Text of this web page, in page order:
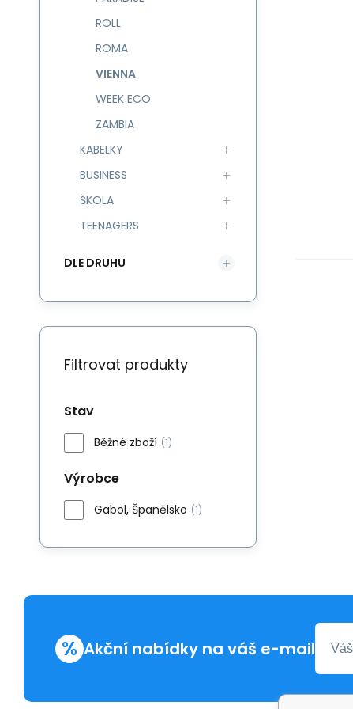
ROLL
ROMA
VIENNA
WEEK ECO
ZAMBIA
KABELKY
BUSINESS
ŠKOLA
TEENAGERS
DLE DRUHU
Filtrovat produkty
Stav
Běžné zboží (1)
Výrobce
Gabol, Španělsko (1)
% Akční nabídky na váš e-mail